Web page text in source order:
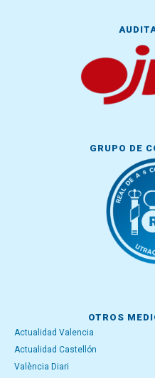
GRUPO DE
OTROS
Actualidad Valencia
Actualidad Castellón
València Diari